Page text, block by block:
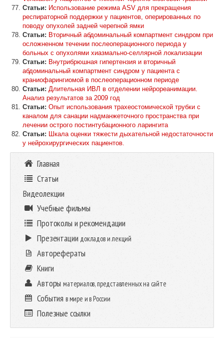
Статьи: Использование режима ASV для прекращения
респираторной поддержки у пациентов, оперированных по
поводу опухолей задней черепной ямки
Статьи: Вторичный абдоминальный компартмент синдром при
осложненном течении послеоперационного периода у
больных с опухолями хиазмально-селлярной локализации
Статьи: Внутрибрюшная гипертензия и вторичный
абдоминальный компартмент синдром у пациента с
краниофарингиомой в послеоперационном периоде
Статьи: Длительная ИВЛ в отделении нейрореанимации.
Анализ результатов за 2009 год
Статьи: Опыт использования трахеостомической трубки с
каналом для санации надманжеточного пространства при
лечении острого постинтубационного ларингита
Статьи:
Шкала оценки тяжести дыхательной недостаточности
у нейрохирургических пациентов.
Главная
Статьи
Видеолекции
Учебные фильмы
Протоколы и рекомендации
Презентации докладов и лекций
Авторефераты
Книги
Авторыматериалов, представленных на сайте
События в мире и в России
Полезные ссылки